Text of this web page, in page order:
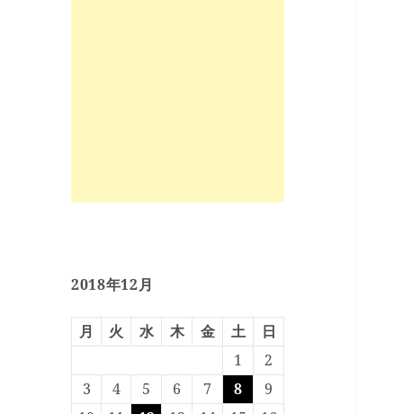
2018年12月
月 火 水 木 金 土
日
1
2
3
4 5 6 7 8
9